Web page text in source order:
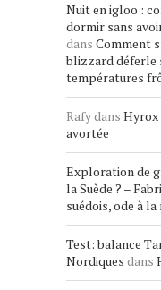
Nuit en igloo :
dormir sans
dans Comment
blizzard déferle
températures
Rafydans Hyrox
avortée
Exploration de
la Suède ? –
suédois, ode à
Test: balance
Nordiques dans